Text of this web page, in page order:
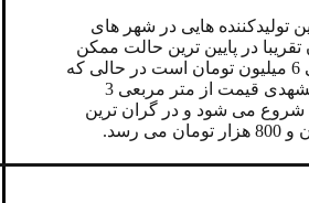
تولیدکننده هایی در شهر های
تقریبا در پایین ترین حالت ممکن
مبلغی حدود متر مربعی 6 میلیون تومان است در حالی که
در بین فروشنده های مشهدی قیمت از متر مربعی 3
تومان شروع می شود و در گران ترین